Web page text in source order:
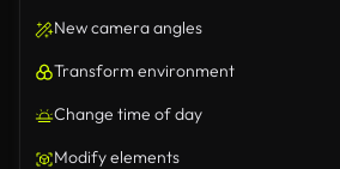
New camera angles
Transform environment
Change time of day
Modify elements